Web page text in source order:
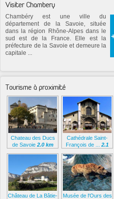
Visiter Chambery
Chambéry est une ville du
département de la Savoie, située
dans la région Rhône-Alpes dans le
sud est de la France. Elle est la
préfecture de la Savoie et demeure la
capitale ...
Tourisme à proximité
Chateau des Ducs
de Savoie 2.0 km
Cathédrale Saint-
François de ... 2.1
Château de La Bâtie-
Musée de l'Ours des